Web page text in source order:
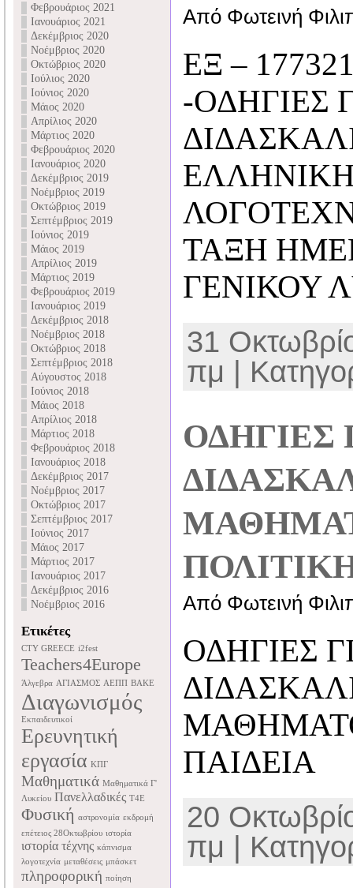
Φεβρουάριος 2021
Ιανουάριος 2021
Δεκέμβριος 2020
Νοέμβριος 2020
Οκτώβριος 2020
Ιούλιος 2020
Ιούνιος 2020
Μάιος 2020
Απρίλιος 2020
Μάρτιος 2020
Φεβρουάριος 2020
Ιανουάριος 2020
Δεκέμβριος 2019
Νοέμβριος 2019
Οκτώβριος 2019
Σεπτέμβριος 2019
Ιούνιος 2019
Μάιος 2019
Απρίλιος 2019
Μάρτιος 2019
Φεβρουάριος 2019
Ιανουάριος 2019
Δεκέμβριος 2018
Νοέμβριος 2018
Οκτώβριος 2018
Σεπτέμβριος 2018
Αύγουστος 2018
Ιούνιος 2018
Μάιος 2018
Απρίλιος 2018
Μάρτιος 2018
Φεβρουάριος 2018
Ιανουάριος 2018
Δεκέμβριος 2017
Νοέμβριος 2017
Οκτώβριος 2017
Σεπτέμβριος 2017
Ιούνιος 2017
Μάιος 2017
Μάρτιος 2017
Ιανουάριος 2017
Δεκέμβριος 2016
Νοέμβριος 2016
Ετικέτες
CTY GREECE i2fest
Teachers4Europe
Άλγεβρα ΑΓΙΑΣΜΟΣ ΑΕΠΠ ΒΑΚΕ
Διαγωνισμός
Εκπαιδευτικοί
Ερευνητική
εργασία ΚΠΓ
Μαθηματικά Μαθηματικά Γ'
Λυκείου Πανελλαδικές Τ4Ε
Φυσική αστρονομία εκδρομή
επέτειος 28Οκτωβρίου ιστορία
ιστορία τέχνης κάπνισμα
λογοτεχνία μεταθέσεις μπάσκετ
πληροφορική ποίηση
Από Φωτεινή
ΕΞ –
-ΟΔΗΓΙΕΣ
ΤΑΞΗ
ΓΕΝΙΚΟΥ
31
πμ |
ΟΔΗΓΙΕΣ
Από Φωτεινή
ΟΔΗΓΙΕΣ
ΠΑΙΔΕΙΑ
20
πμ |